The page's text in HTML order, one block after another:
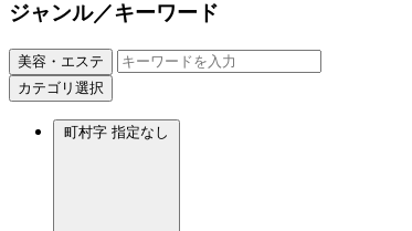
ジャンル／キーワード
美容・エステ
カテゴリ選択
町村字 指定なし